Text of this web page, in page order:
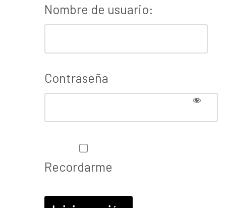
Nombre de usuario:
Contraseña
Recordarme